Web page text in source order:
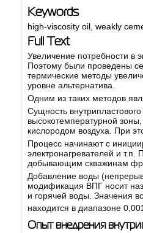
Keywords
high-viscosity oil, weakly
Full Text
Увеличение потребности в
Поэтому были проведены
термические методы
уровне альтернатива.
Одним из таких методов
Сущность
высокотемпературной
кислородом воздуха. При
Процесс начинают с
электронагревателей и
добывающим скважинам
Добавление воды
модификация ВПГ носит
и горячей воды. Значения
находится в диапазоне
Опыт внедрения